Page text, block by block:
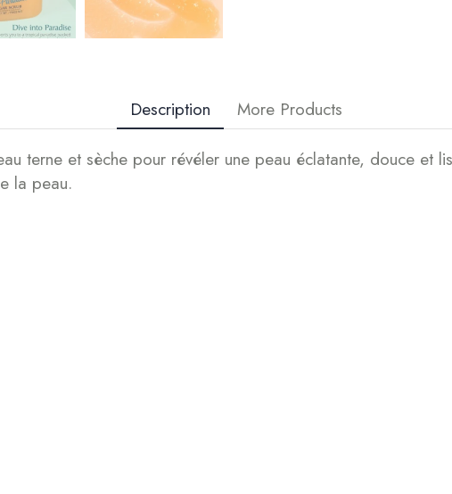
Description More Products
terne et sèche pour révéler une peau éclatante, douce et
la peau.